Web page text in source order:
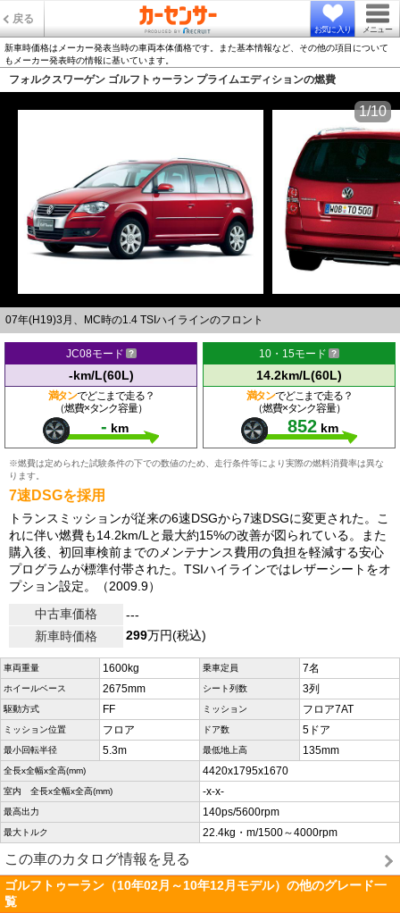
戻る
お気に入り メニュー
新車時価格はメーカー発表当時の車両本体価格です。また基本情報など、その他の項目について
もメーカー発表時の情報に基いています。
フォルクスワーゲン ゴルフトゥーラン プライムエディションの燃費
07年(H19)3月、MC時の1.4 TSIハイラインのフロント
1/10
JC08モード
-km/L(60L)
満タンでどこまで走る？
（燃費×タンク容量）
- km
10・15モード
14.2km/L(60L)
満タンでどこまで走る？
（燃費×タンク容量）
852 km
※燃費は定められた試験条件の下での数値のため、走行条件等により実際の燃料消費率は異な
ります。
7速DSGを採用
トランスミッションが従来の6速DSGから7速DSGに変更された。こ
れに伴い燃費も14.2km/Lと最大約15%の改善が図られている。また
購入後、初回車検前までのメンテナンス費用の負担を軽減する安心
プログラムが標準付帯された。TSIハイラインではレザーシートをオ
プション設定。（2009.9）
中古車価格
---
新車時価格
299万円(税込)
車両重量 1600kg 乗車定員 7名
ホイールベース 2675mm シート列数 3列
駆動方式 FF ミッション フロア7AT
ミッション位置 フロア ドア数 5ドア
最小回転半径 5.3m 最低地上高 135mm
全長x全幅x全高(mm) 4420x1795x1670
室内 全長x全幅x全高(mm) -x-x-
最高出力 140ps/5600rpm
最大トルク 22.4kg・m/1500～4000rpm
この車のカタログ情報を見る
ゴルフトゥーラン（10年02月～10年12月モデル）の他のグレード一
覧